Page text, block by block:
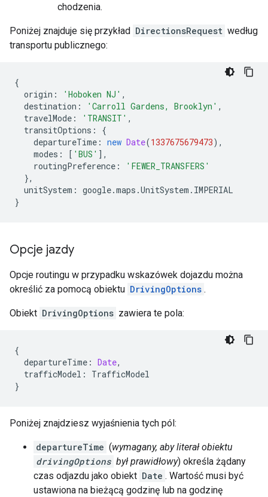
chodzenia.
Poniżej znajduje się przykład DirectionsRequest według
transportu publicznego:
{
origin : 'Hoboken NJ' ,
destination : 'Carroll Gardens, Brooklyn' ,
travelMode : 'TRANSIT' ,
transitOptions :
{
departureTime : new Date(1337675679473),
modes : [ 'BUS' ],
routingPreference :
'FEWER_TRANSFERS'
},
unitSystem : google.maps .UnitSystem . IMPERIAL
}
Opcje jazdy
Opcje routingu w przypadku wskazówek dojazdu można
określić za pomocą obiektu DrivingOptions .
Obiekt DrivingOptions zawiera te pola:
{
departureTime : Date,
trafficModel :
TrafficModel
}
Poniżej znajdziesz wyjaśnienia tych pól:
departureTime (wymagany, aby literał obiektu
drivingOptions był prawidłowy) określa żądany
czas odjazdu jako obiekt Date . Wartość musi być
ustawiona na bieżącą godzinę lub na godzinę